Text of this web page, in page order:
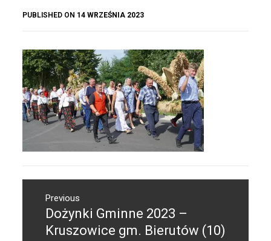
PUBLISHED ON 14 WRZEŚNIA 2023
wpisuPrevious
Previous
post:
Dożynki Gminne 2023 –
Kruszowice gm. Bierutów (10)